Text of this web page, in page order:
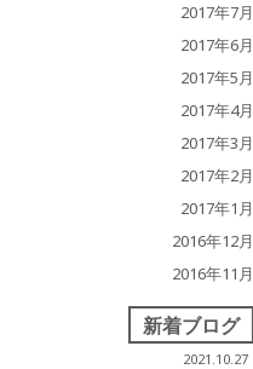
2017年7月
2017年6月
2017年5月
2017年4月
2017年3月
2017年2月
2017年1月
2016年12月
2016年11月
新着ブログ
2021.10.27